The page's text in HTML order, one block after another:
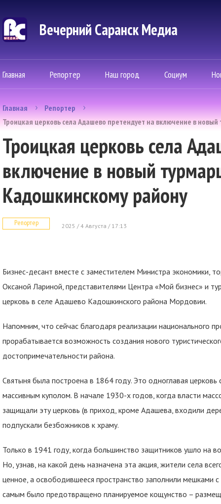
Вечерний Саранск Mедиа
Главная Репортер Наш город Социум
Главная
Репортер
Троицкая церковь села Адашево претендует на включение в
Троицкая церковь села
включение в новый
Кадошкинскому району
Репортер 2025 / 4 Августа / 17:13
Бизнес-десант вместе с заместителем Министра экономики,
Оксаной Лариной, представителями Центра «Мой бизнес» и
церковь в селе Адашево Кадошкинского района Мордовии.
Напомним, что сейчас благодаря реализации национального
прорабатывается возможность создания нового
достопримечательности района.
Святыня была построена в 1864 году. Это одноглавая церковь
массивным куполом. В начале 1930-х годов, когда власти
защищали эту церковь (в приход, кроме Адашева, входили
подпускали безбожников к храму.
Только в 1941 году, когда большинство защитников ушло на
Но, узнав, на какой день назначена эта акция, жители села
ценное, а освободившееся пространство заполнили мешками
самым было предотвращено планируемое кощунство –